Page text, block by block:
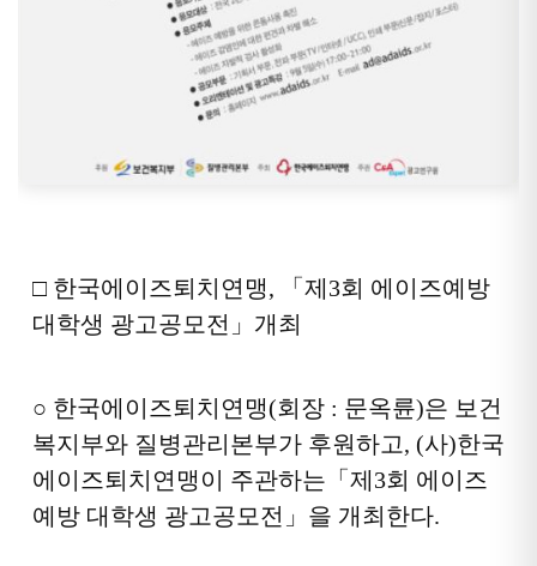
□ 한국에이즈퇴치연맹, 「제3회 에이즈예방
대학생 광고공모전」개최
○ 한국에이즈퇴치연맹(회장 : 문옥륜)은 보건
복지부와 질병관리본부가 후원하고, (사)한국
에이즈퇴치연맹이
주관하는 「제3회 에이즈
예방 대학생 광고공모전」 을 개최한다.